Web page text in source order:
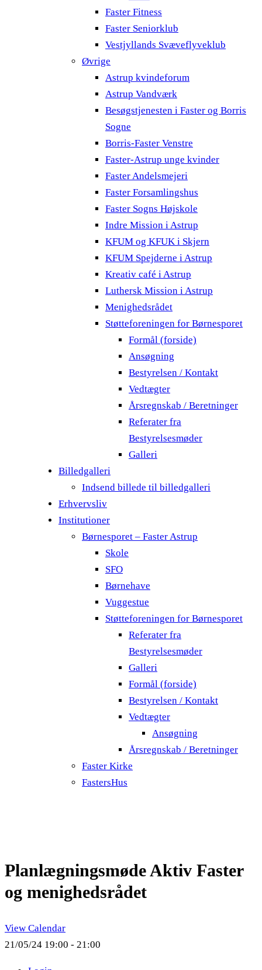
Faster Fitness
Faster Seniorklub
Vestjyllands Svæveflyveklub
Øvrige
Astrup kvindeforum
Astrup Vandværk
Besøgstjenesten i Faster og Borris
Sogne
Borris-Faster Venstre
Faster-Astrup unge kvinder
Faster Andelsmejeri
Faster Forsamlingshus
Faster Sogns Højskole
Indre Mission i Astrup
KFUM og KFUK i Skjern
KFUM Spejderne i Astrup
Kreativ café i Astrup
Luthersk Mission i Astrup
Menighedsrådet
Støtteforeningen for Børnesporet
Formål (forside)
Ansøgning
Bestyrelsen / Kontakt
Vedtægter
Årsregnskab / Beretninger
Referater fra
Bestyrelsesmøder
Galleri
Billedgalleri
Indsend billede til billedgalleri
Erhvervsliv
Institutioner
Børnesporet – Faster Astrup
Skole
SFO
Børnehave
Vuggestue
Støtteforeningen for Børnesporet
Referater fra
Bestyrelsesmøder
Galleri
Formål (forside)
Bestyrelsen / Kontakt
Vedtægter
Ansøgning
Årsregnskab / Beretninger
Faster Kirke
FastersHus
Planlægningsmøde Aktiv Faster
og menighedsrådet
View Calendar
21/05/24 19:00 - 21:00